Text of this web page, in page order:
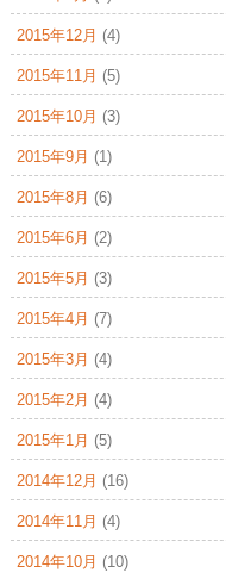
2015年12月 (4)
2015年11月 (5)
2015年10月 (3)
2015年9月 (1)
2015年8月 (6)
2015年6月 (2)
2015年5月 (3)
2015年4月 (7)
2015年3月 (4)
2015年2月 (4)
2015年1月 (5)
2014年12月 (16)
2014年11月 (4)
2014年10月 (10)